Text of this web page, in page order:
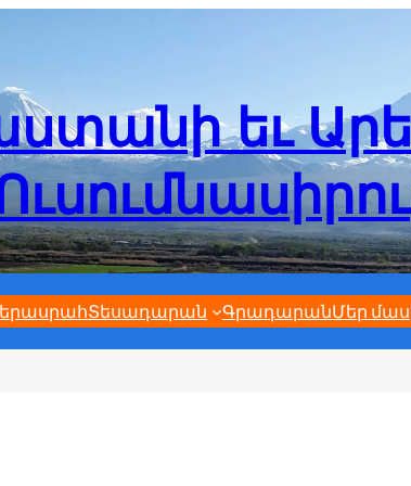
եւ
Տեսադարան ԳրադարանՄեր